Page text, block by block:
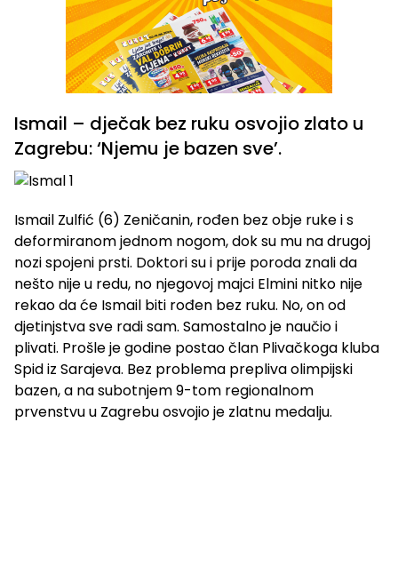
Ismail – dječak bez ruku osvojio zlato u
Zagrebu: ‘Njemu je bazen sve’.
Ismail Zulfić (6) Zeničanin, rođen bez obje ruke i s
deformiranom jednom nogom, dok su mu na drugoj
nozi spojeni prsti. Doktori su i prije poroda znali da
nešto nije u redu, no njegovoj majci Elmini nitko nije
rekao da će Ismail biti rođen bez ruku. No, on od
djetinjstva sve radi sam. Samostalno je naučio i
plivati. Prošle je godine postao član Plivačkoga kluba
Spid iz Sarajeva. Bez problema prepliva olimpijski
bazen, a na subotnjem 9-tom regionalnom
prvenstvu u Zagrebu osvojio je zlatnu medalju.